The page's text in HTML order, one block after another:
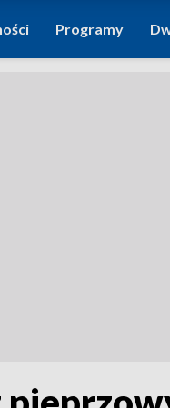
Programy